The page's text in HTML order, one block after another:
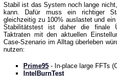
Stabil ist das System noch lange
kann. Dafür muss ein richtiger
gleichzeitig zu 100% auslastet und
Stabilitätstest ist daher die finale
Taktraten mit den aktuellen
Case-Szenario im Alltag überleben
nutzen:
Prime95 - In-place large FFTs
IntelBurnTest